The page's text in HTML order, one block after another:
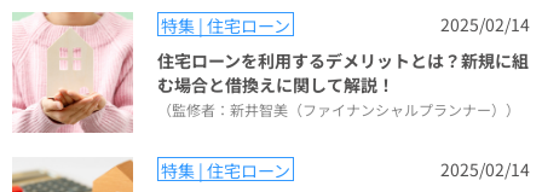
特集 | 住宅ローン
2025/02/14
住宅ローンを利用するデメリットとは？新規に組
む場合と借換えに関して解説！
（監修者：新井智美（ファイナンシャルプランナー））
特集 | 住宅ローン
2025/02/14